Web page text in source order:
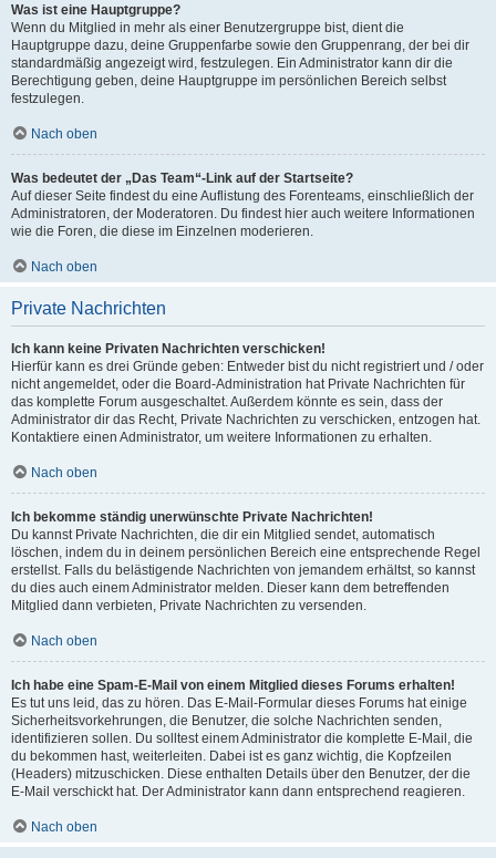
Was ist eine Hauptgruppe?
Wenn du Mitglied in mehr als einer Benutzergruppe bist, dient die
Hauptgruppe dazu, deine Gruppenfarbe sowie den Gruppenrang, der bei dir
standardmäßig angezeigt wird, festzulegen. Ein Administrator kann dir die
Berechtigung geben, deine Hauptgruppe im persönlichen Bereich selbst
festzulegen.
Nach oben
Was bedeutet der „Das Team“-Link auf der Startseite?
Auf dieser Seite findest du eine Auflistung des Forenteams, einschließlich der
Administratoren, der Moderatoren. Du findest hier auch weitere Informationen
wie die Foren, die diese im Einzelnen moderieren.
Nach oben
Private Nachrichten
Ich kann keine Privaten Nachrichten verschicken!
Hierfür kann es drei Gründe geben: Entweder bist du nicht registriert und / oder
nicht angemeldet, oder die Board-Administration hat Private Nachrichten für
das komplette Forum ausgeschaltet. Außerdem könnte es sein, dass der
Administrator dir das Recht, Private Nachrichten zu verschicken, entzogen hat.
Kontaktiere einen Administrator, um weitere Informationen zu erhalten.
Nach oben
Ich bekomme ständig unerwünschte Private Nachrichten!
Du kannst Private Nachrichten, die dir ein Mitglied sendet, automatisch
löschen, indem du in deinem persönlichen Bereich eine entsprechende Regel
erstellst. Falls du belästigende Nachrichten von jemandem erhältst, so kannst
du dies auch einem Administrator melden. Dieser kann dem betreffenden
Mitglied dann verbieten, Private Nachrichten zu versenden.
Nach oben
Ich habe eine Spam-E-Mail von einem Mitglied dieses Forums erhalten!
Es tut uns leid, das zu hören. Das E-Mail-Formular dieses Forums hat einige
Sicherheitsvorkehrungen, die Benutzer, die solche Nachrichten senden,
identifizieren sollen. Du solltest einem Administrator die komplette E-Mail, die
du bekommen hast, weiterleiten. Dabei ist es ganz wichtig, die Kopfzeilen
(Headers) mitzuschicken. Diese enthalten Details über den Benutzer, der die
E-Mail verschickt hat. Der Administrator kann dann entsprechend reagieren.
Nach oben